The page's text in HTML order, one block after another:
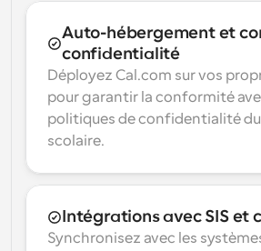
Auto-hébergement et
confidentialité
Déployez Cal.com sur vos
pour garantir la conformité
politiques de confidentialité
scolaire.
Intégrations avec SIS et
Synchronisez avec les